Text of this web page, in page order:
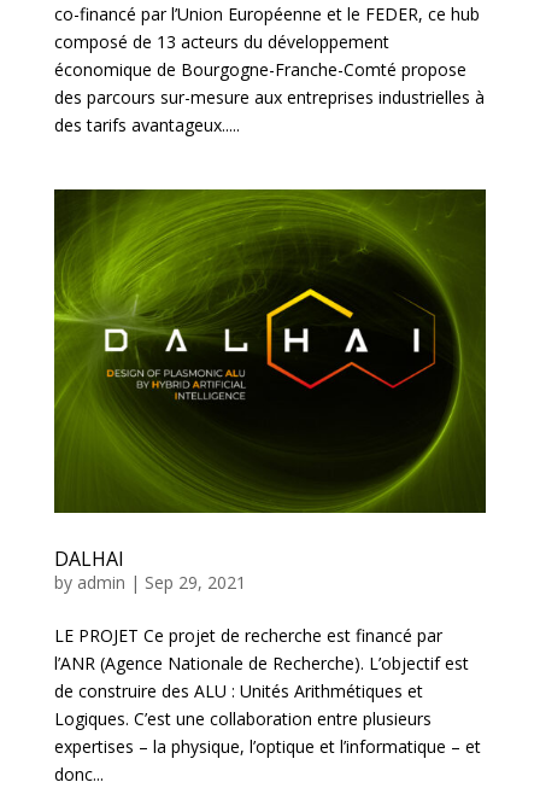
co-financé par l’Union Européenne et le FEDER, ce hub
composé de 13 acteurs du développement
économique de Bourgogne-Franche-Comté propose
des parcours sur-mesure aux entreprises industrielles à
des tarifs avantageux.....
DALHAI
by admin | Sep 29, 2021
LE PROJET Ce projet de recherche est financé par
l’ANR (Agence Nationale de Recherche). L’objectif est
de construire des ALU : Unités Arithmétiques et
Logiques. C’est une collaboration entre plusieurs
expertises – la physique, l’optique et l’informatique – et
donc...